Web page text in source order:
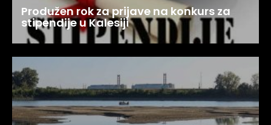
Produžen rok za prijave na konkurs za
stipendije u Kalesiji